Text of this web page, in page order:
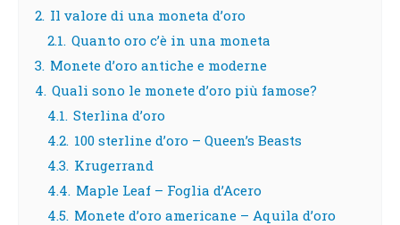
2. Il valore di una moneta d’oro
2.1. Quanto oro c’è in una moneta
3. Monete d’oro antiche e moderne
4. Quali sono le monete d’oro più famose?
4.1. Sterlina d’oro
4.2. 100 sterline d’oro – Queen’s Beasts
4.3. Krugerrand
4.4. Maple Leaf – Foglia d’Acero
4.5. Monete d’oro americane – Aquila d’oro